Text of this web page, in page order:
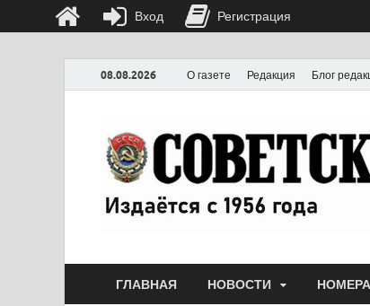
08.08.2026 О газете Редакция Блог
ГЛАВНАЯ НОВОСТИ НОМЕРА
Вход Регистрация